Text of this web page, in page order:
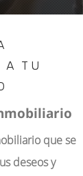
A TU
que se
deseos y